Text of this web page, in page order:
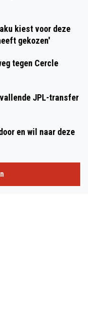
kiest voor deze
gekozen'
tegen Cercle
JPL-transfer
en wil naar deze